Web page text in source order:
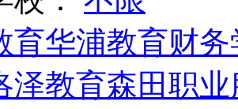
育华浦教育财
泽教育森田职业